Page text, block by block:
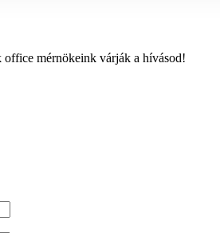
mérnökeink várják a hívásod!